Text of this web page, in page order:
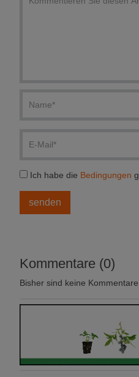
Ich habe die Bedingungen
Kommentare (0)
Bisher sind keine